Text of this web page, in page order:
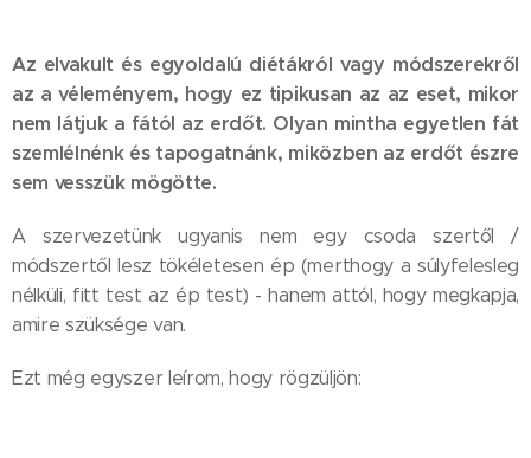
Az elvakult és egyoldalú diétákról vagy módszerekről
az a véleményem, hogy ez tipikusan az az eset, mikor
nem látjuk a fától az erdőt. Olyan mintha egyetlen fát
szemlélnénk és tapogatnánk, miközben az erdőt észre
sem vesszük mögötte.
A szervezetünk ugyanis nem egy csoda szertől /
módszertől lesz tökéletesen ép (merthogy a súlyfelesleg
nélküli, fitt test az ép test) - hanem attól, hogy megkapja,
amire szüksége van.
Ezt még egyszer leírom, hogy rögzüljön: